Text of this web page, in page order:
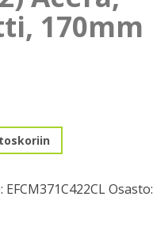
170mm
EFCM371C422CLOsasto: